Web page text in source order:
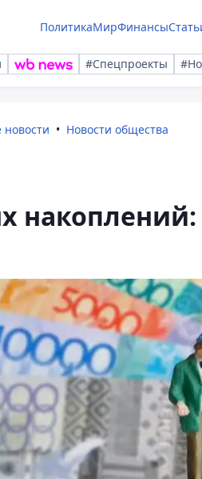
ПолитикаМирФинансы
#Спецпроекты
новости Новости общества